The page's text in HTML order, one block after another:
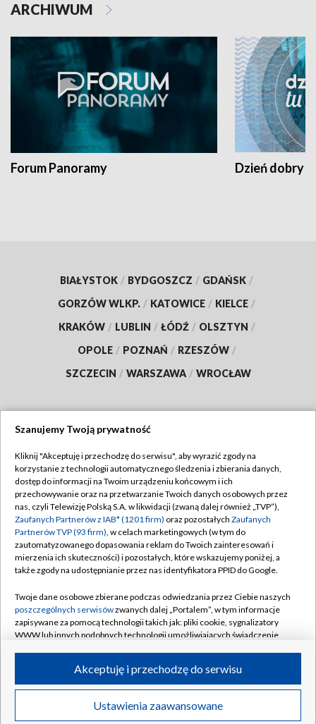
ARCHIWUM
Forum Panoramy Dzień dobry
BIAŁYSTOK / BYDGOSZCZ / GDAŃSK /
GORZÓW WLKP. / KATOWICE / KIELCE /
KRAKÓW / LUBLIN / ŁÓDŹ / OLSZTYN /
OPOLE / POZNAŃ / RZESZÓW /
SZCZECIN / WARSZAWA / WROCŁAW
TVP
Abonament TVP
Emisja w TVP
Centrum informacji TVP
Naziemna Telewizja Cyfrowa
Rada Programowa
System NOS
Informacje o nadawcy
Program dla prasy
Ogłoszenie przetargowe
Regulamin TVP
Polityka prywatności
Moje zgody
Pomoc
Kontakt
Kanały
©2026 Telewizja Polska S.A. w likwidacji
Szanujemy Twoją prywatność
Kliknij "Akceptuję i przechodzę do serwisu", aby wyrazić zgody na
korzystanie z technologii automatycznego śledzenia i zbierania danych,
dostęp do informacji na Twoim urządzeniu końcowym i ich
przechowywanie oraz na przetwarzanie Twoich danych osobowych przez
nas, czyli Telewizję Polską S.A. w likwidacji (zwaną dalej również „TVP”),
Zaufanych Partnerów z IAB* (1201 firm) oraz pozostałych Zaufanych
Partnerów TVP (93 firm), w celach marketingowych (w tym do
zautomatyzowanego dopasowania reklam do Twoich zainteresowań i
mierzenia ich skuteczności) i pozostałych, które wskazujemy poniżej, a
także zgody na udostępnianie przez nas identyfikatora PPID do Google.
Twoje dane osobowe zbierane podczas odwiedzania przez Ciebie naszych
poszczególnych serwisówzwanych dalej „Portalem”, w tym informacje
zapisywane za pomocą technologii takich jak: pliki cookie, sygnalizatory
WWW lub innych podobnych technologii umożliwiających świadczenie
ruchu w Internecie.
Twoje dane osobowe zbierane podczas odwiedzania przez Ciebie
poszczególnych serwisówna Portalu, takie jak adresy IP, identyfikatory
Ustawienia zaawansowane
Akceptuję i przechodzę do serwisu